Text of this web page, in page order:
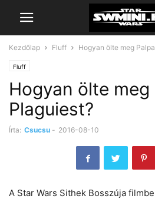
Kezdőlap Fluff Hogyan ölte meg
Fluff
Hogyan ölte meg
Plaguiest?
Írta: Csucsu - 2016-08-10
A Star Wars Sithek Bosszúja